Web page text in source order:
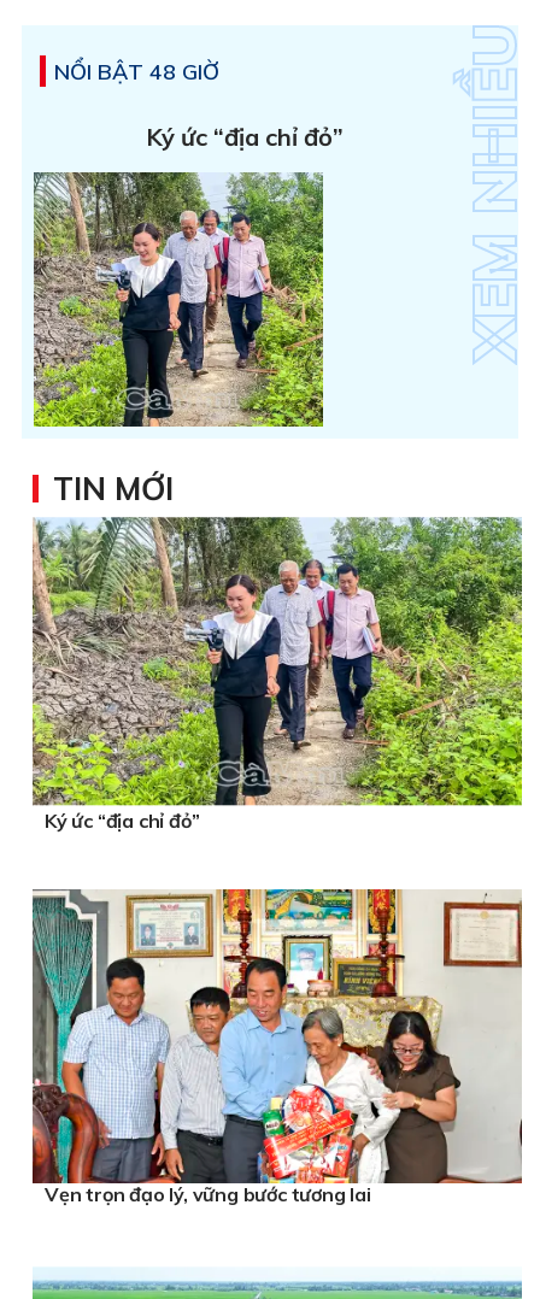
NỔI BẬT 48 GIỜ
Ký ức “địa chỉ đỏ”
TIN MỚI
Ký ức “địa chỉ đỏ”
Vẹn trọn đạo lý, vững bước tương lai